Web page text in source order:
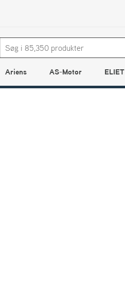
Ariens AS-Motor ELIET